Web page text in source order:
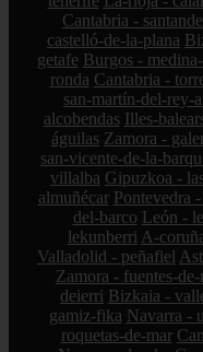
Cantabria -
castelló-de-la-plana
getafe Burgos -
ronda Cantabria -
san-martín-del-rey-
alcobendas Illes-
águilas Zamora -
san-vicente-de-la-
villalba Gipuzkoa -
almuñécar Pontevedra
del-barco León -
lekunberri A-
Valladolid - peñafiel
Zamora - fuentes-
deierri Bizkaia -
gamiz-fika Navarra -
roquetas-de-mar